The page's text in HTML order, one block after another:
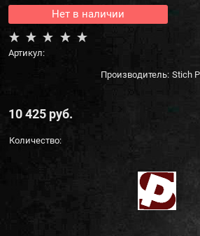
Нет в наличии
Артикул:
Производитель: Stich
10 425 руб.
Количество: